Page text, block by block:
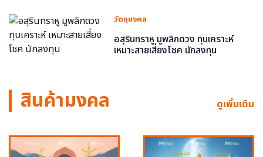
วัตถุมงคล
อสุรินทราหู มูพลิกดวง ทุบเคราะห์
เหมาะสายเสี่ยงโชค นักลงทุน
สินค้ามงคล ดูเพิ่มเติม